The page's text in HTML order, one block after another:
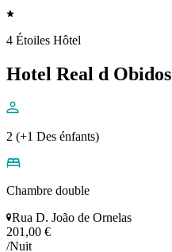
4 Étoiles Hôtel
Hotel Real d Obidos
2 (+1 Des énfants)
Chambre double
Rua D. João de Ornelas
201,00 €
/Nuit